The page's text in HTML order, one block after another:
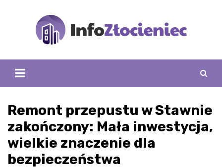
Remont przepustu w Stawnie
zakończony: Mała inwestycja,
wielkie znaczenie dla
bezpieczeństwa